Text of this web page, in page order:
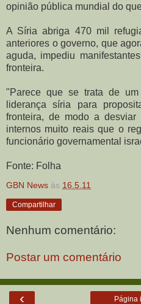
opinião pública mundial do
A Síria abriga 470 mil
anteriores o governo, que
aguda, impediu
fronteira.
"Parece que se trata de
liderança síria para
fronteira, de modo a
internos muito reais que o
funcionário governamental
Fonte: Folha
GBN News às 16.5.11
Compartilhar
Nenhum comentário:
Postar um comentário
‹ Página